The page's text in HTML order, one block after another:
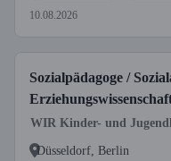
10.08.2026
Sozialpädagoge /
WIR Kinder- und
Düsseldorf, Berlin